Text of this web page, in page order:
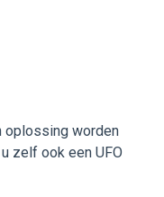
oplossing worden
zelf ook een UFO